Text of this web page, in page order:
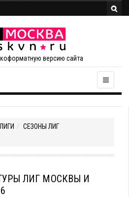
версию сайта
ЛИГИ
СЕЗОНЫ ЛИГ
ЛИГ МОСКВЫ И